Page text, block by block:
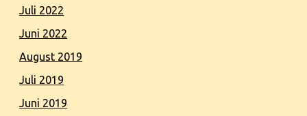
Juli 2022
Juni 2022
August 2019
Juli 2019
Juni 2019